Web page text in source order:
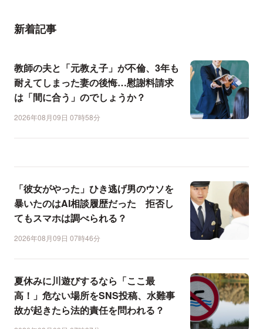
新着記事
教師の夫と「元教え子」が不倫、3年も
耐えてしまった妻の後悔…慰謝料請求
は「間に合う」のでしょうか？
2026年08月09日 07時58分
「彼女がやった」ひき逃げ男のウソを
暴いたのはAI相談履歴だった 拒否し
てもスマホは調べられる？
2026年08月09日 07時46分
夏休みに川遊びするなら「ここ最
高！」危ない場所をSNS投稿、水難事
故が起きたら法的責任を問われる？